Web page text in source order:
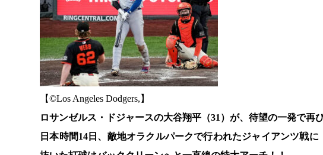
【©️Los Angeles Dodgers,】
ロサンゼルス・ドジャースの大谷翔平（31）が、待望の一発で再
日本時間14日、敵地オラクルパークで行われたジャイアンツ戦